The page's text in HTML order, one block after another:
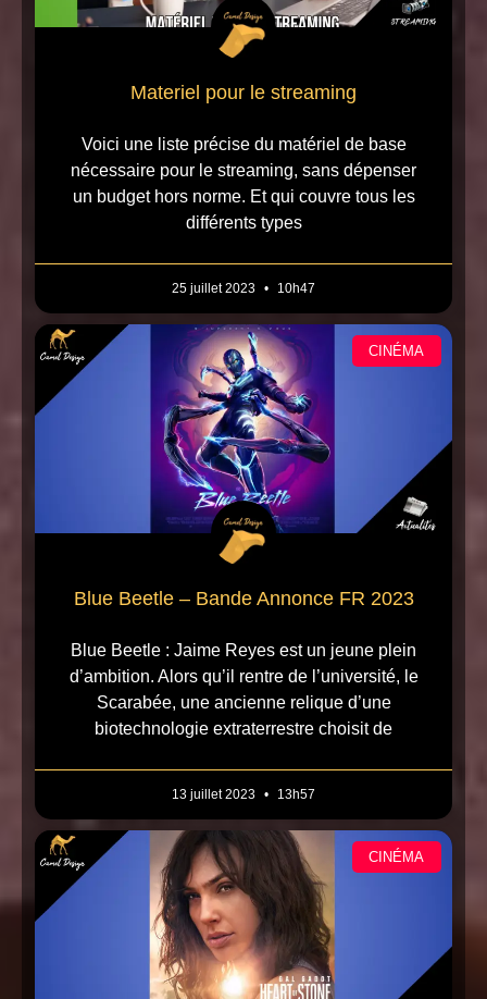
Materiel pour le streaming
Voici une liste précise du matériel de base
nécessaire pour le streaming, sans dépenser
un budget hors norme. Et qui couvre tous les
différents types
25 juillet 2023 10h47
CINÉMA
Blue Beetle – Bande Annonce FR 2023
Blue Beetle : Jaime Reyes est un jeune plein
d’ambition. Alors qu’il rentre de l’université, le
Scarabée, une ancienne relique d’une
biotechnologie extraterrestre choisit de
13 juillet 2023 13h57
CINÉMA